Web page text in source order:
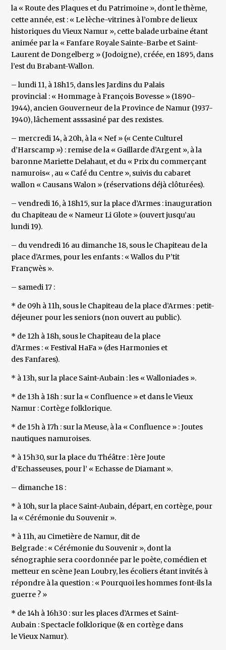
la « Route des Plaques et du Patrimoine », dont le thème,
cette année, est : « Le lèche-vitrines à l’ombre de lieux
historiques du Vieux Namur », cette balade urbaine étant
animée par la « Fanfare Royale Sainte-Barbe et Saint-
Laurent de Dongelberg » (Jodoigne), créée, en 1895, dans
l’est du Brabant-Wallon.
– lundi 11, à 18h15, dans les Jardins du Palais
provincial : « Hommage à François Bovesse » (1890-
1944), ancien Gouverneur de la Province de Namur (1937-
1940), lâchement asssasiné par des rexistes.
– mercredi 14, à 20h, à la « Nef » (« Cente Culturel
d’Harscamp ») : remise de la « Gaillarde d’Argent », à la
baronne Mariette Delahaut, et du « Prix du commerçant
namurois« , au « Café du Centre », suivis du cabaret
wallon « Causans Walon » (réservations déjà clôturées).
– vendredi 16, à 18h15, sur la place d’Armes : inauguration
du Chapiteau de « Nameur Li Glote » (ouvert jusqu’au
lundi 19).
– du vendredi 16 au dimanche 18, sous le Chapiteau de la
place d’Armes, pour les enfants : « Wallos du P’tit
Françwès ».
– samedi 17 :
* de 09h à 11h, sous le Chapiteau de la place d’Armes : petit-
déjeuner pour les seniors (non ouvert au public).
* de 12h à 18h, sous le Chapiteau de la place
d’Armes : « Festival HaFa » (des Harmonies et
des Fanfares).
* à 13h, sur la place Saint-Aubain : les « Walloniades ».
* de 13h à 18h : sur la « Confluence » et dans le Vieux
Namur : Cortège folklorique.
* de 15h à 17h : sur la Meuse, à la « Confluence » : Joutes
nautiques namuroises.
* à 15h30, sur la place du Théâtre : 1ère Joute
d’Echasseuses, pour l’ « Echasse de Diamant ».
– dimanche 18 :
* à 10h, sur la place Saint-Aubain, départ, en cortège, pour
la « Cérémonie du Souvenir ».
* à 11h, au Cimetière de Namur, dit de
Belgrade : « Cérémonie du Souvenir », dont la
sénographie sera coordonnée par le poète, comédien et
metteur en scène Jean Loubry, les écoliers étant invités à
répondre à la question : « Pourquoi les hommes font-ils la
guerre ? »
* de 14h à 16h30 : sur les places d’Armes et Saint-
Aubain : Spectacle folklorique (& en cortège dans
le Vieux Namur).